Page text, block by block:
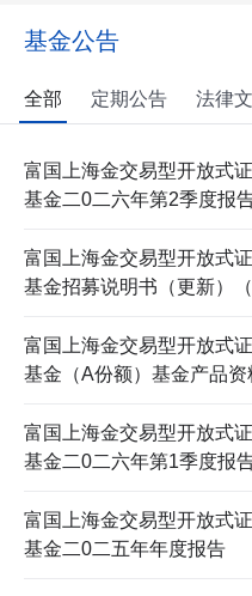
基金公告
全部 定期公告 法律
富国上海金交易型开放式
基金二0二六年第2季度报
富国上海金交易型开放式
基金招募说明书（更新）
富国上海金交易型开放式
基金（A份额）基金产品
富国上海金交易型开放式
基金二0二六年第1季度报
富国上海金交易型开放式
基金二0二五年年度报告